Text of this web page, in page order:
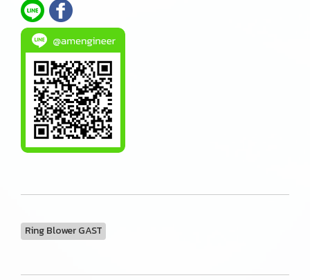
Ring Blower GAST